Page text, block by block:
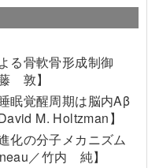
る骨軟骨形成制御
敦】
眠覚醒周期は脳内Aβ
M. Holtzman】
化の分子メカニズム
／竹内 純】